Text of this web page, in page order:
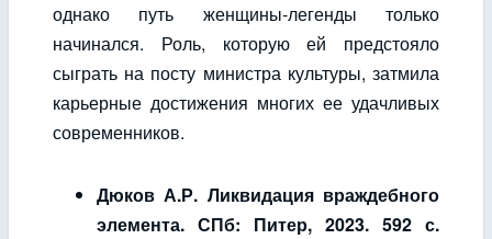
однако путь женщины-легенды только
начинался. Роль, которую ей предстояло
сыграть на посту министра культуры, затмила
карьерные достижения многих ее удачливых
современников.
Дюков А.Р. Ликвидация враждебного
элемента. СПб: Питер, 2023. 592 с.